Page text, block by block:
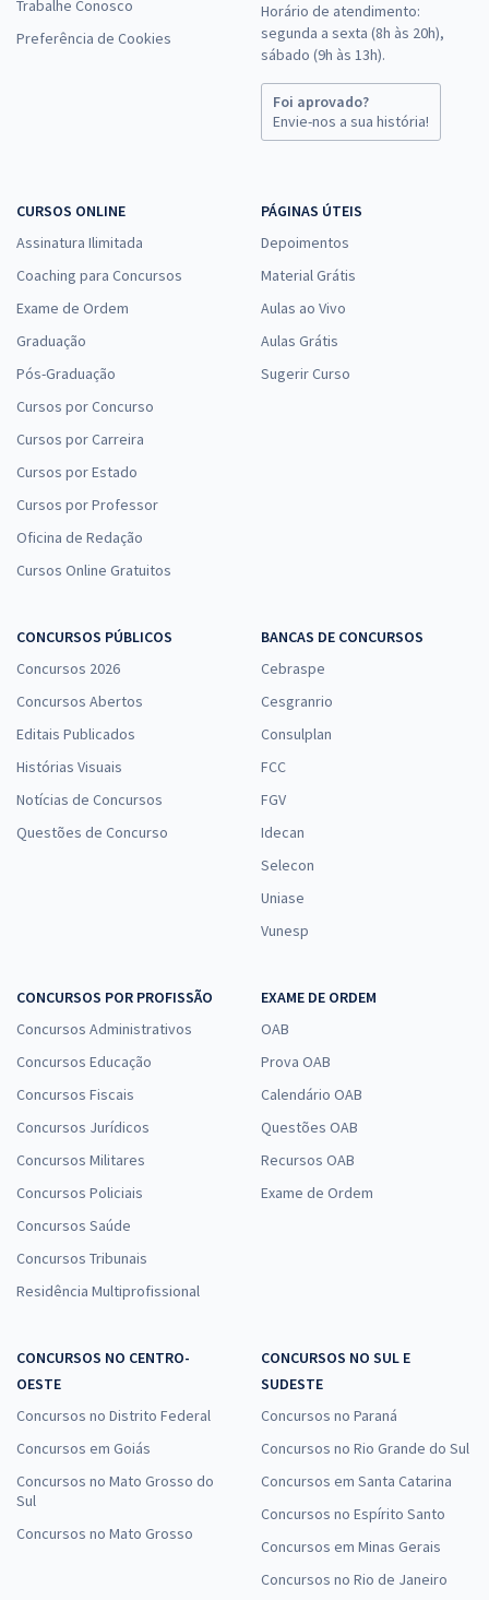
Trabalhe Conosco
Preferência de Cookies
Horário de atendimento:
segunda a sexta (8h às 20h),
sábado (9h às 13h).
Foi aprovado?
Envie-nos a sua história!
CURSOS ONLINE
Assinatura Ilimitada
Coaching para Concursos
Exame de Ordem
Graduação
Pós-Graduação
Cursos por Concurso
Cursos por Carreira
Cursos por Estado
Cursos por Professor
Oficina de Redação
Cursos Online Gratuitos
PÁGINAS ÚTEIS
Depoimentos
Material Grátis
Aulas ao Vivo
Aulas Grátis
Sugerir Curso
CONCURSOS PÚBLICOS
Concursos 2026
Concursos Abertos
Editais Publicados
Histórias Visuais
Notícias de Concursos
Questões de Concurso
BANCAS DE CONCURSOS
Cebraspe
Cesgranrio
Consulplan
FCC
FGV
Idecan
Selecon
Uniase
Vunesp
CONCURSOS POR PROFISSÃO
Concursos Administrativos
Concursos Educação
Concursos Fiscais
Concursos Jurídicos
Concursos Militares
Concursos Policiais
Concursos Saúde
Concursos Tribunais
Residência Multiprofissional
EXAME DE ORDEM
OAB
Prova OAB
Calendário OAB
Questões OAB
Recursos OAB
Exame de Ordem
CONCURSOS NO CENTRO-
OESTE
Concursos no Distrito Federal
Concursos em Goiás
Concursos no Mato Grosso do
Sul
Concursos no Mato Grosso
CONCURSOS NO SUL E
SUDESTE
Concursos no Paraná
Concursos no Rio Grande do Sul
Concursos em Santa Catarina
Concursos no Espírito Santo
Concursos em Minas Gerais
Concursos no Rio de Janeiro